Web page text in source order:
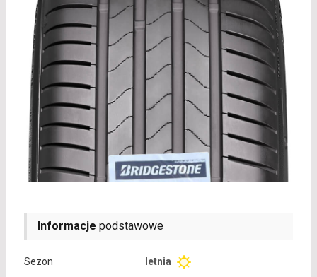
Informacje podstawowe
Sezon
letnia